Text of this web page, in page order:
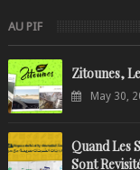
AU PIF
Zitounes,
May 30,
Quand Les
Sont